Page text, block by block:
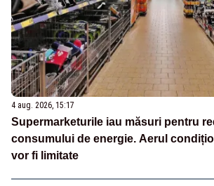
4 aug. 2026, 15:17
Supermarketurile iau măsuri pentru
consumului de energie. Aerul
vor fi limitate